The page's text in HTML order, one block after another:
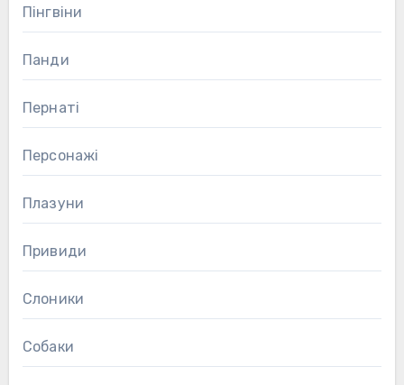
Пінгвіни
Панди
Пернаті
Персонажі
Плазуни
Привиди
Слоники
Собаки